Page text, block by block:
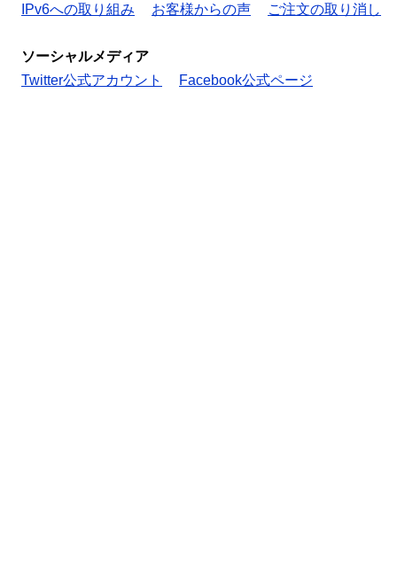
IPv6への取り組み
お客様からの声 ご注文の取り消し
ソーシャルメディア
Twitter公式アカウント
Facebook公式ページ